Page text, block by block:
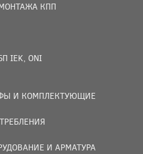
КПП
IEK, ONI
И КОМПЛЕКТУЮЩИЕ
И АРМАТУРА